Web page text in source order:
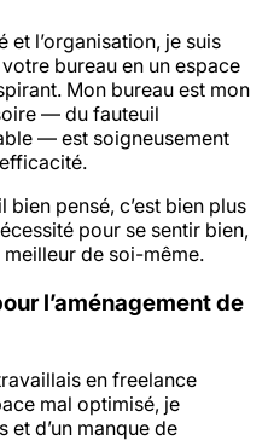
l’organisation, je suis
bureau en un espace
Mon bureau est mon
— du fauteuil
— est soigneusement
pensé, c’est bien plus
pour se sentir bien,
de soi-même.
l’aménagement de
en freelance
mal optimisé, je
d’un manque de